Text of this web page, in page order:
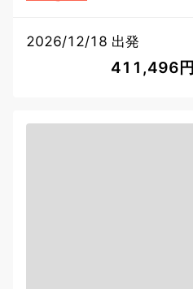
2026/12/18 出発
411,496円